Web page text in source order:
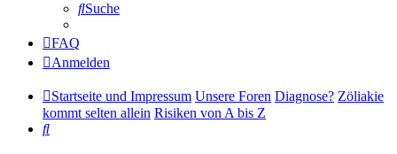
Suche
FAQ
Anmelden
Startseite und Impressum Unsere Foren Diagnose? Zöliakie
kommt selten allein Risiken von A bis Z
Suche